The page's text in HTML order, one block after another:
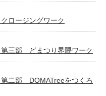
ロージングワーク
三部 どまつり界隈ワーク
二部 DOMATreeをつくろ